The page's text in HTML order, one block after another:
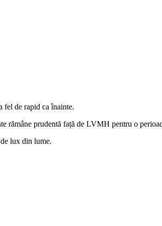
fel de rapid ca înainte.
rămâne prudentă față de LVMH pentru o
lux din lume.